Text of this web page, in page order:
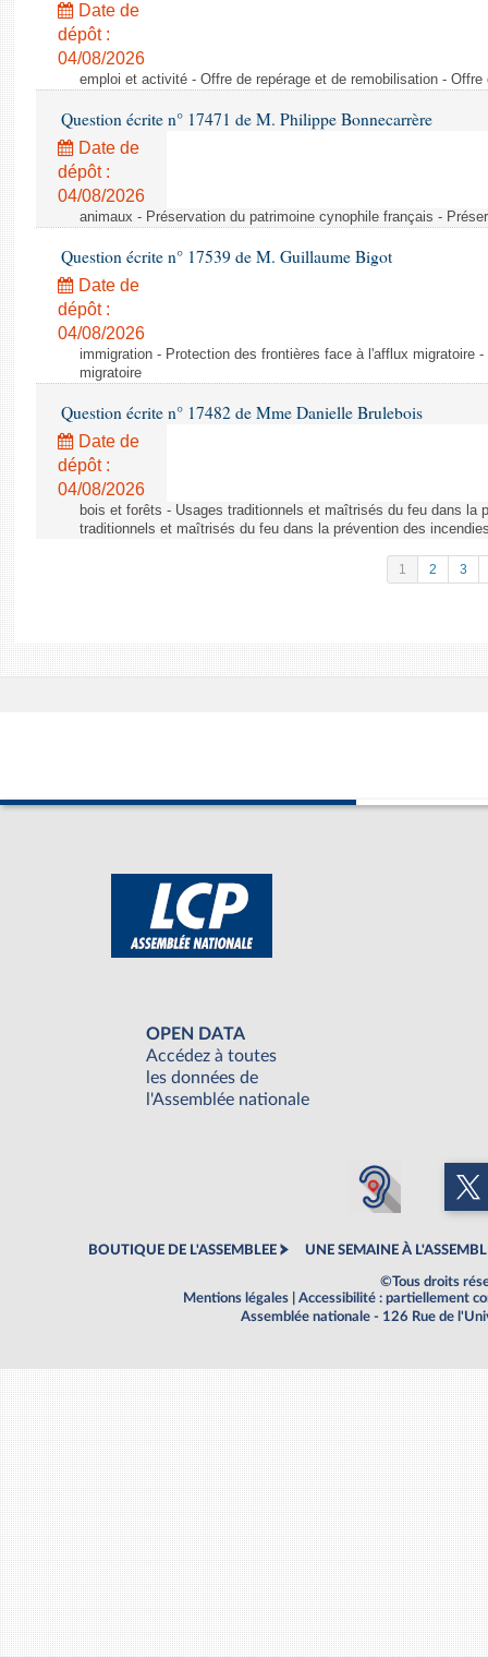
Date de
dépôt :
04/08/2026
emploi et activité - Offre de repérage et de remobilisation -
Question écrite n° 17471 de M. Philippe Bonnecarrère
Date de
dépôt :
04/08/2026
animaux - Préservation du patrimoine cynophile français -
Question écrite n° 17539 de M. Guillaume Bigot
Date de
dépôt :
04/08/2026
immigration - Protection des frontières face à l'afflux migratoire
migratoire
Question écrite n° 17482 de Mme Danielle Brulebois
Date de
dépôt :
04/08/2026
bois et forêts - Usages traditionnels et maîtrisés du feu dans la
traditionnels et maîtrisés du feu dans la prévention des
1 2 3
OPEN DATA
Accédez à toutes
les données de
l'Assemblée nationale
BOUTIQUE DE L'ASSEMBLEE UNE SEMAINE À
©Tous droits
Mentions légales
Accessibilité : partiellement
Assemblée nationale - 126 Rue de